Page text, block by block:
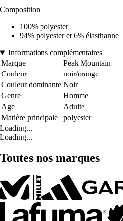
Composition:
100% polyester
94% polyester et 6% élasthanne
Informations complémentaires
Marque
Peak Mountain
Couleur
noir/orange
Couleur dominante Noir
Genre
Homme
Age
Adulte
Matière principale
polyester
Loading...
Loading...
Toutes nos marques